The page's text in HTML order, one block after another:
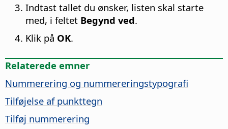
Indtast tallet du ønsker, listen skal starte
med, i feltet Begynd ved.
Klik på OK.
Relaterede emner
Nummerering og nummereringstypografi
Tilføjelse af punkttegn
Tilføj nummerering